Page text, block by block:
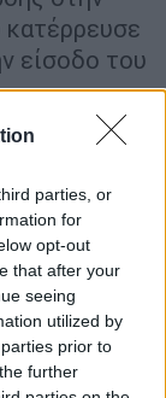
parties, or
for
opt-out
that after your
seeing
utilized by
prior to
further
κατέρρευσε
είσοδο του
to
he was
docs
'strung
taken